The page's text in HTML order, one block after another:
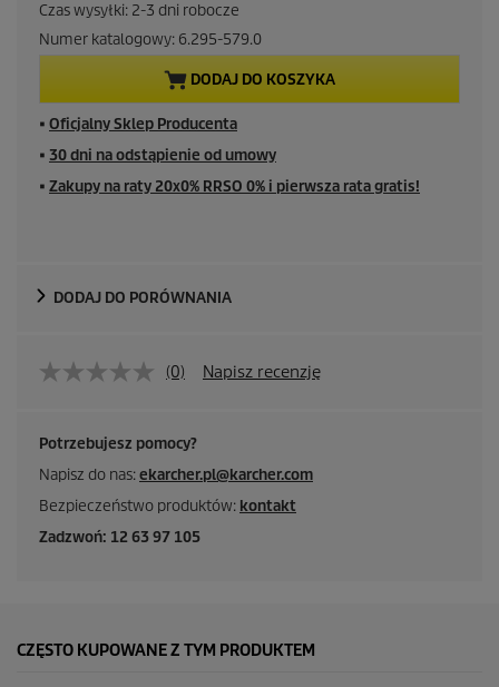
l
n
a
c
a
s
t
k
a
Czas wysyłki: 2-3 dni robocze
Numer katalogowy: 6.295-579.0
DODAJ DO KOSZYKA
■ Oficjalny Sklep Producenta
■ 30 dni na odstąpienie od umowy
■ Zakupy na raty 20x0% RRSO 0% i pierwsza rata gratis!
DODAJ DO PORÓWNANIA
(0) Napisz recenzję
Potrzebujesz pomocy?
Napisz do nas:ekarcher.pl@karcher.com
Bezpieczeństwo produktów: kontakt
Zadzwoń: 12 63 97 105
CZĘSTO KUPOWANE Z TYM PRODUKTEM